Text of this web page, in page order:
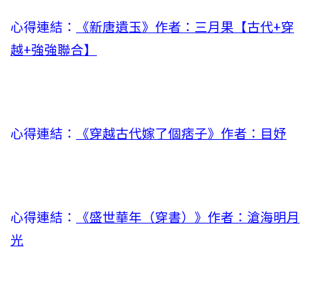
心得連結：
《新唐遺玉》作者：三月果【古代+穿
越+強強聯合】
心得連結： 《穿越古代嫁了個痞子》作者：目妤
心得連結：
《盛世華年（穿書）》作者：滄海明月
光